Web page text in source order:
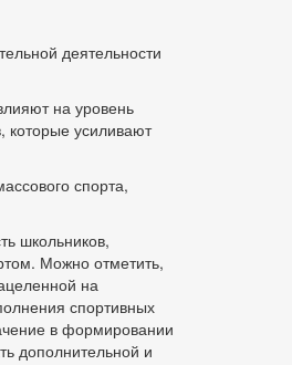
деятельности
на уровень
которые усиливают
спорта,
школьников,
Можно отметить,
на
спортивных
в формировании
дополнительной и